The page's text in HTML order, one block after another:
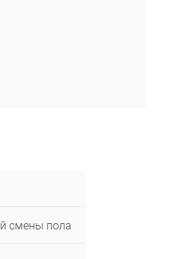
смены пола